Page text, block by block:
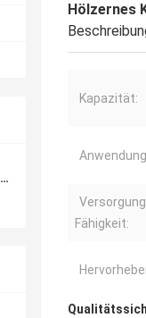
Hölzernes
Kapazität:
Fähigkeit: